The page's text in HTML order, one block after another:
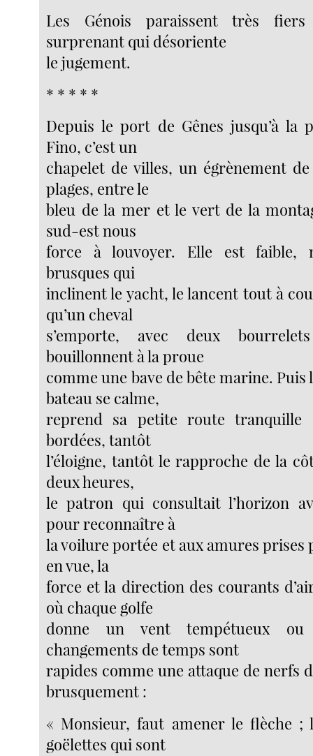
Les Génois paraissent très
surprenant qui désoriente
le jugement.
* * * * *
Depuis le port de Gênes jusqu’à la
Fino, c’est un
chapelet de villes, un égrènement
plages, entre le
bleu de la mer et le vert de la
sud-est nous
force à louvoyer. Elle est faible,
brusques qui
inclinent le yacht, le lancent tout à
qu’un cheval
s’emporte, avec deux
bouillonnent à la proue
comme une bave de bête marine. Puis
bateau se calme,
reprend sa petite route tranquille
bordées, tantôt
l’éloigne, tantôt le rapproche de la
deux heures,
le patron qui consultait l’horizon
pour reconnaître à
la voilure portée et aux amures prises
en vue, la
force et la direction des courants
où chaque golfe
donne un vent tempétueux
changements de temps sont
rapides comme une attaque de nerfs
brusquement :
« Monsieur, faut amener le flèche ;
goëlettes qui sont